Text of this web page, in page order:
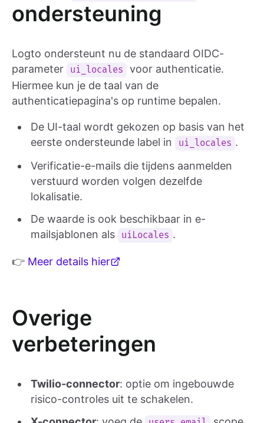
ondersteuning
Logto ondersteunt nu de standaard OIDC-
parameter
ui_locales
voor authenticatie.
Hiermee kun je de taal van de
authenticatiepagina's op runtime bepalen.
De UI-taal wordt gekozen op basis van het
eerste ondersteunde label in
ui_locales .
Verificatie-e-mails die tijdens aanmelden
verstuurd worden volgen dezelfde
lokalisatie.
De waarde is ook beschikbaar in e-
mailsjablonen als
uiLocales .
👉 Meer details hier
Overige
verbeteringen
Twilio-connector: optie om ingebouwde
risico-controles uit te schakelen.